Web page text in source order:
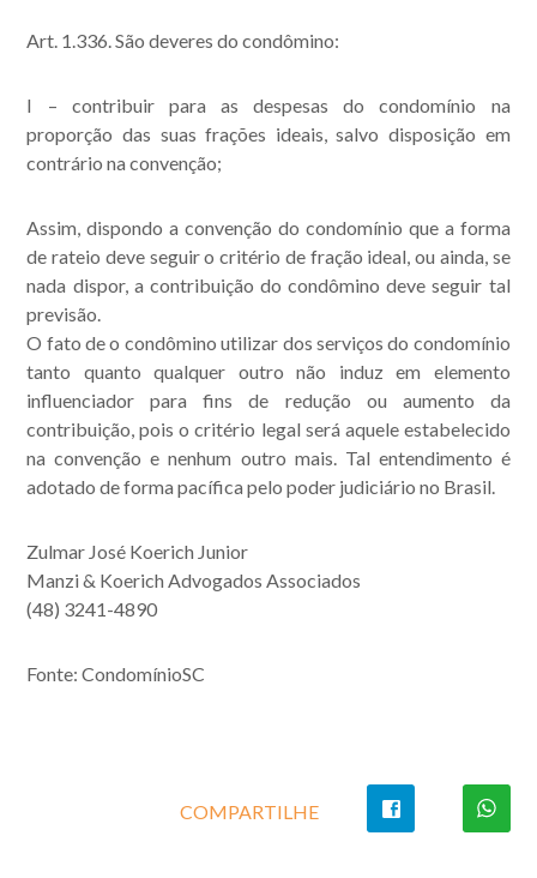
Art. 1.336. São deveres do condômino:
I – contribuir para as despesas do condomínio na
proporção das suas frações ideais, salvo disposição em
contrário na convenção;
Assim, dispondo a convenção do condomínio que a forma
de rateio deve seguir o critério de fração ideal, ou ainda, se
nada dispor, a contribuição do condômino deve seguir tal
previsão.
O fato de o condômino utilizar dos serviços do condomínio
tanto quanto qualquer outro não induz em elemento
influenciador para fins de redução ou aumento da
contribuição, pois o critério legal será aquele estabelecido
na convenção e nenhum outro mais. Tal entendimento é
adotado de forma pacífica pelo poder judiciário no Brasil.
Zulmar José Koerich Junior
Manzi & Koerich Advogados Associados
(48) 3241-4890
Fonte: CondomínioSC
COMPARTILHE